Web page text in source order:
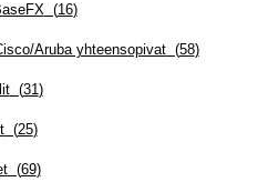
(16)
Aruba yhteensopivat(58)
(31)
(25)
(69)